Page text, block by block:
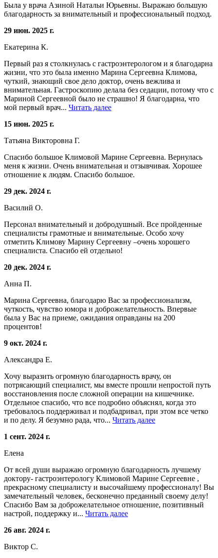
Была у врача Азиной Натальи Юрьевны. Выражаю большую
благодарность за внимательный и профессиональный подход.
29 июн. 2025 г.
Екатерина К.
Первый раз я столкнулась с гастроэнтерологом и я благодарна
жизни, что это была именно Марина Сергеевна Климова,
чуткий, знающий свое дело доктор, очень вежлива и
внимательная. Гастроскопию делала без седации, потому что с
Мариной Сергеевной было не страшно! Я благодарна, что
мой первый врач... Читать далее
15 июн. 2025 г.
Татьяна Викторовна Г.
Спасибо большое Климовой Марине Сергеевна. Вернулась
меня к жизни. Очень внимательная и отзывчивая. Хорошее
отношение к людям. Спасибо большое.
29 дек. 2024 г.
Василий О.
Персонал внимательный и добродушный. Все пройденные
специалисты грамотные и внимательные. Особо хочу
отметить Климову Марину Сергеевну –очень хорошего
специалиста. Спасибо ей отдельно!
20 дек. 2024 г.
Анна П.
Марина Сергеевна, благодарю Вас за профессионализм,
чуткость, чувство юмора и доброжелательность. Впервые
была у Вас на приеме, ожидания оправданы на 200
процентов!
9 окт. 2024 г.
Александра Е.
Хочу выразить огромную благодарность врачу, он
потрясающий специалист, мы вместе прошли непростой путь
восстановления после сложной операции на кишечнике.
Отдельное спасибо, что все подробно объяснял, когда это
требовалось поддерживал и подбадривал, при этом все четко
и по делу. Я безумно рада, что... Читать далее
1 сент. 2024 г.
Елена
От всей души выражаю огромную благодарность лучшему
доктору- гастроэнтерологу Климовой Марине Сергеевне ,
прекрасному специалисту и высочайшему профессионалу! Вы
замечательный человек, бесконечно преданный своему делу!
Спасибо Вам за доброжелательное отношение, позитивный
настрой, поддержку и... Читать далее
26 авг. 2024 г.
Виктор С.